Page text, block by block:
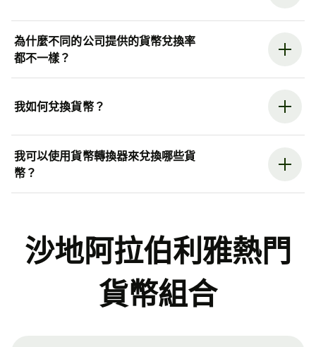
為什麼不同的公司提供的貨幣兌換率
都不一樣？
我如何兌換貨幣？
我可以使用貨幣轉換器來兌換哪些貨
幣？
沙地阿拉伯利雅熱門
貨幣組合